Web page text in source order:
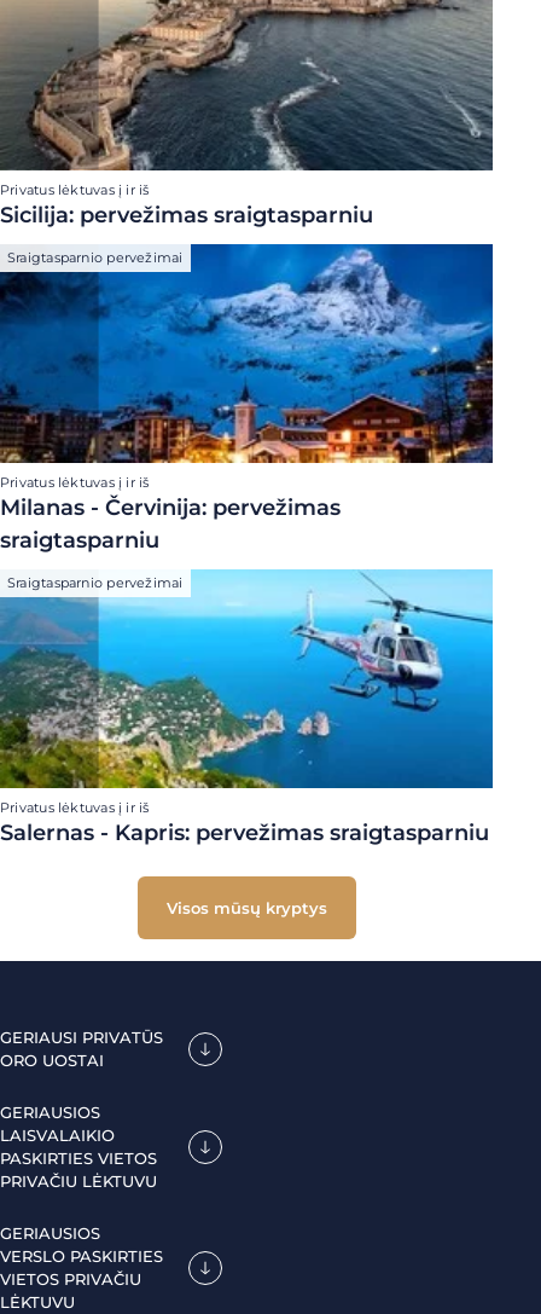
Privatus lėktuvas į ir iš
Sicilija: pervežimas sraigtasparniu
Sraigtasparnio pervežimai
Privatus lėktuvas į ir iš
Milanas - Červinija: pervežimas
sraigtasparniu
Sraigtasparnio pervežimai
Privatus lėktuvas į ir iš
Salernas - Kapris: pervežimas sraigtasparniu
Visos mūsų kryptys
GERIAUSI PRIVATŪS
ORO UOSTAI
GERIAUSIOS
LAISVALAIKIO
PASKIRTIES VIETOS
PRIVAČIU LĖKTUVU
GERIAUSIOS
VERSLO PASKIRTIES
VIETOS PRIVAČIU
LĖKTUVU